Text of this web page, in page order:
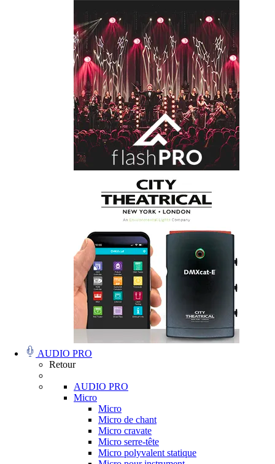
AUDIO PRO
Retour
AUDIO PRO
Micro
Micro
Micro de chant
Micro cravate
Micro serre-tête
Micro polyvalent statique